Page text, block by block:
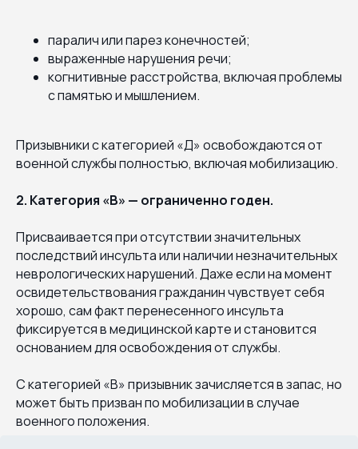
паралич или парез конечностей;
выраженные нарушения речи;
когнитивные расстройства, включая проблемы
с памятью и мышлением.
Призывники с категорией «Д» освобождаются от
военной службы полностью, включая мобилизацию.
2. Категория «В» — ограниченно годен.
Присваивается при отсутствии значительных
последствий инсульта или наличии незначительных
неврологических нарушений. Даже если на момент
освидетельствования гражданин чувствует себя
хорошо, сам факт перенесенного инсульта
фиксируется в медицинской карте и становится
основанием для освобождения от службы.
С категорией «В» призывник зачисляется в запас, но
может быть призван по мобилизации в случае
военного положения.